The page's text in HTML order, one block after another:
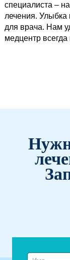
специалиста –
лечения. Улыбка
для врача. Нам
медцентр всегда